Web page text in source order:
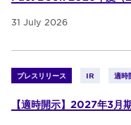
31 July 2026
プレスリリース IR 適時
【適時開示】2027年3月